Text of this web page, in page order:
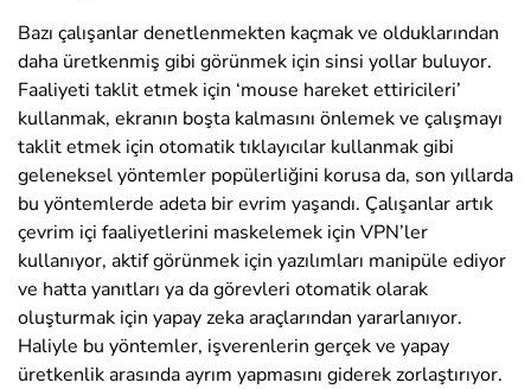
Bazı çalışanlar denetlenmekten kaçmak ve olduklarından
daha üretkenmiş gibi görünmek için sinsi yollar buluyor.
Faaliyeti taklit etmek için ‘mouse hareket ettiricileri’
kullanmak, ekranın boşta kalmasını önlemek ve çalışmayı
taklit etmek için otomatik tıklayıcılar kullanmak gibi
geleneksel yöntemler popülerliğini korusa da, son yıllarda
bu yöntemlerde adeta bir evrim yaşandı. Çalışanlar artık
çevrim içi faaliyetlerini maskelemek için VPN’ler
kullanıyor, aktif görünmek için yazılımları manipüle ediyor
ve hatta yanıtları ya da görevleri otomatik olarak
oluşturmak için yapay zeka araçlarından yararlanıyor.
Haliyle bu yöntemler, işverenlerin gerçek ve yapay
üretkenlik arasında ayrım yapmasını giderek zorlaştırıyor.